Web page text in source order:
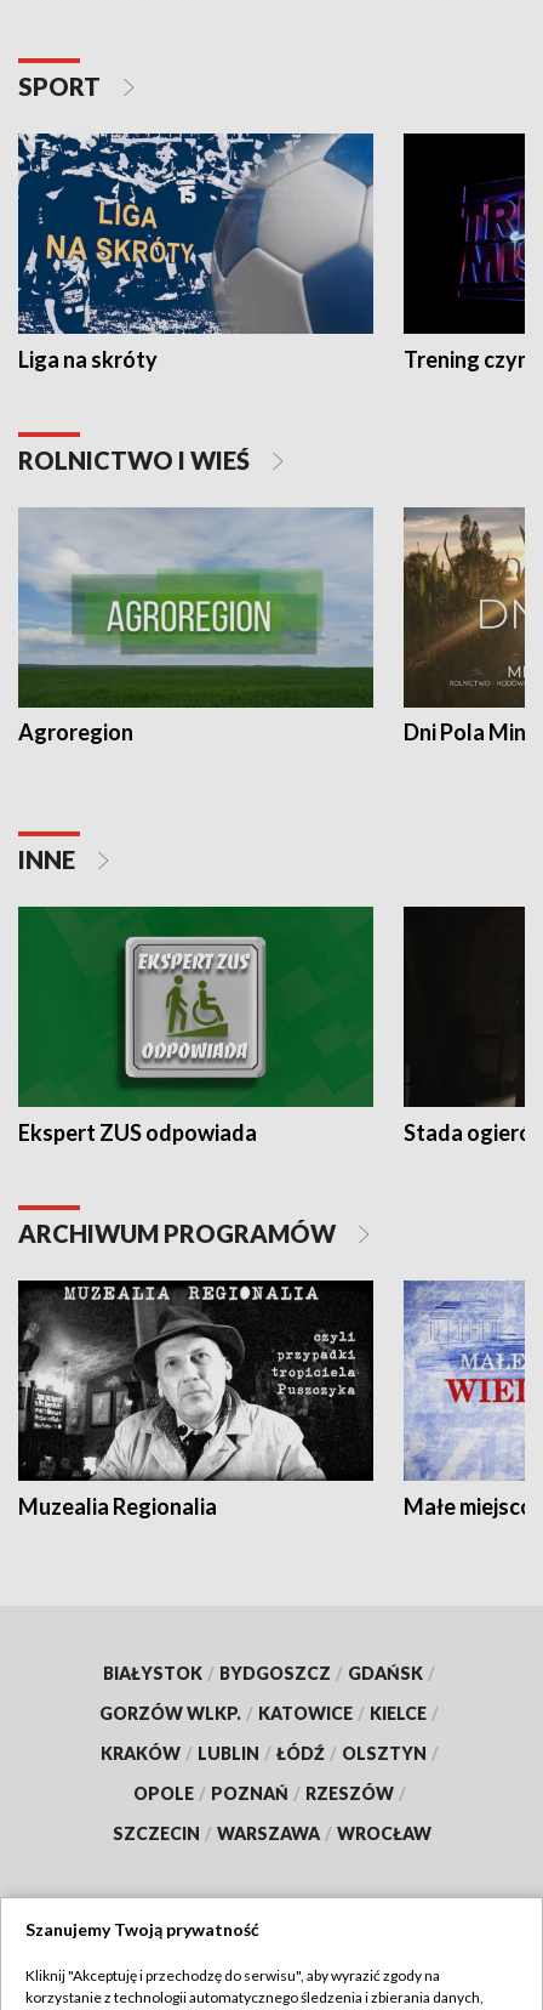
SPORT
Liga na skróty Trening czyni
ROLNICTWO I WIEŚ
Agroregion Dni Pola
INNE
Ekspert ZUS odpowiada Stada
ARCHIWUM PROGRAMÓW
Muzealia Regionalia Małe
BIAŁYSTOK / BYDGOSZCZ / GDAŃSK /
GORZÓW WLKP. / KATOWICE / KIELCE /
KRAKÓW / LUBLIN / ŁÓDŹ / OLSZTYN /
OPOLE / POZNAŃ / RZESZÓW /
SZCZECIN / WARSZAWA / WROCŁAW
TVP
Szanujemy Twoją prywatność
Kliknij "Akceptuję i przechodzę do serwisu", aby wyrazić zgody na
korzystanie z technologii automatycznego śledzenia i zbierania danych,